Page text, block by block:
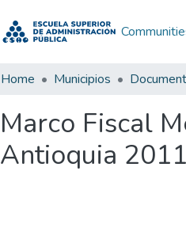
Home Municipios
Marco Fiscal
Antioquia 2011